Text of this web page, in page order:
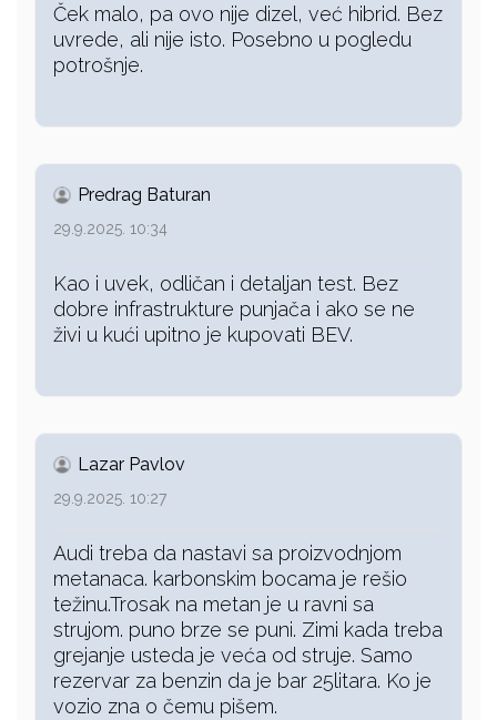
Ček malo, pa ovo nije dizel, već hibrid. Bez
uvrede, ali nije isto. Posebno u pogledu
potrošnje.
Predrag Baturan
29.9.2025. 10:34
Kao i uvek, odličan i detaljan test. Bez
dobre infrastrukture punjača i ako se ne
živi u kući upitno je kupovati BEV.
Lazar Pavlov
29.9.2025. 10:27
Audi treba da nastavi sa proizvodnjom
metanaca. karbonskim bocama je rešio
težinu.Trosak na metan je u ravni sa
strujom. puno brze se puni. Zimi kada treba
grejanje usteda je veća od struje. Samo
rezervar za benzin da je bar 25litara. Ko je
vozio zna o čemu pišem.